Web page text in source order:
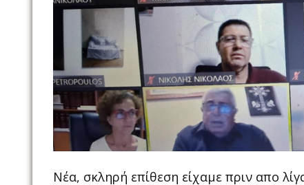
Νέα, σκληρή επίθεση είχαμε πριν απο